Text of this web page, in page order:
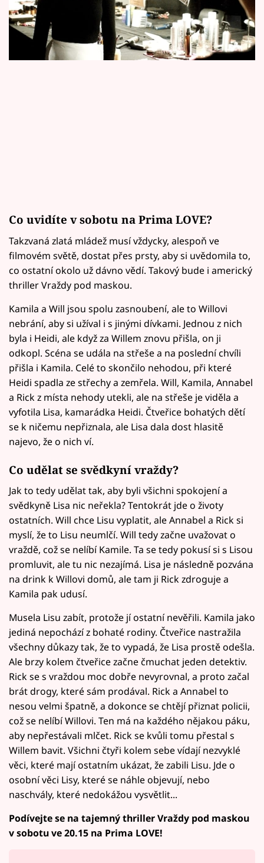
Sledujte prima+
Filmový festival Karlovy Vary
Co uvidíte v sobotu na Prima LOVE?
Takzvaná zlatá mládež musí vždycky, alespoň ve
filmovém světě, dostat přes prsty, aby si uvědomila to,
co ostatní okolo už dávno vědí. Takový bude i americký
thriller Vraždy pod maskou.
Kamila a Will jsou spolu zasnoubení, ale to Willovi
nebrání, aby si užíval i s jinými dívkami. Jednou z nich
byla i Heidi, ale když za Willem znovu přišla, on ji
odkopl. Scéna se udála na střeše a na poslední chvíli
přišla i Kamila. Celé to skončilo nehodou, při které
Heidi spadla ze střechy a zemřela. Will, Kamila, Annabel
a Rick z místa nehody utekli, ale na střeše je viděla a
vyfotila Lisa, kamarádka Heidi. Čtveřice bohatých dětí
se k ničemu nepřiznala, ale Lisa dala dost hlasitě
najevo, že o nich ví.
Co udělat se svědkyní vraždy?
Jak to tedy udělat tak, aby byli všichni spokojení a
svědkyně Lisa nic neřekla? Tentokrát jde o životy
ostatních. Will chce Lisu vyplatit, ale Annabel a Rick si
myslí, že to Lisu neumlčí. Will tedy začne uvažovat o
vraždě, což se nelíbí Kamile. Ta se tedy pokusí si s Lisou
promluvit, ale tu nic nezajímá. Lisa je následně pozvána
na drink k Willovi domů, ale tam ji Rick zdroguje a
Kamila pak udusí.
Musela Lisu zabít, protože jí ostatní nevěřili. Kamila jako
jediná nepochází z bohaté rodiny. Čtveřice nastražila
všechny důkazy tak, že to vypadá, že Lisa prostě odešla.
Ale brzy kolem čtveřice začne čmuchat jeden detektiv.
Rick se s vraždou moc dobře nevyrovnal, a proto začal
brát drogy, které sám prodával. Rick a Annabel to
nesou velmi špatně, a dokonce se chtějí přiznat policii,
což se nelíbí Willovi. Ten má na každého nějakou páku,
aby nepřestávali mlčet. Rick se kvůli tomu přestal s
Willem bavit. Všichni čtyři kolem sebe vídají nezvyklé
věci, které mají ostatním ukázat, že zabili Lisu. Jde o
osobní věci Lisy, které se náhle objevují, nebo
naschvály, které nedokážou vysvětlit...
Podívejte se na tajemný thriller Vraždy pod maskou
v sobotu ve 20.15 na Prima LOVE!